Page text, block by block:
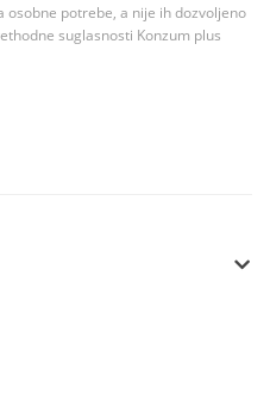
potrebe, a nije ih dozvoljeno
suglasnosti Konzum plus